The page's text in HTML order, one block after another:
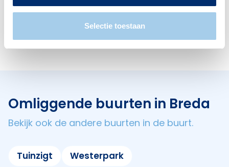
Selectie toestaan
3
Omliggende buurten in Breda
Bekijk ook de andere buurten in de buurt.
Tuinzigt Westerpark